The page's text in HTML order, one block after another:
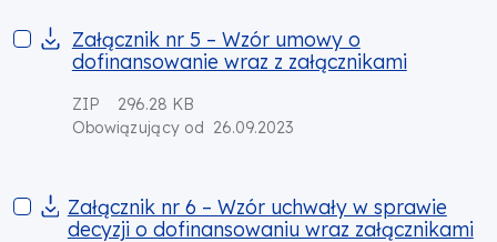
Załącznik nr 5 – Wzór umowy o dofinansowanie wraz z
Załącznik nr 5 – Wzór umowy o
dofinansowanie wraz z załącznikami
ZIP
296.28 KB
Obowiązujący od
26.09.2023
Załącznik nr 6 – Wzór uchwały w sprawie decyzji o
Załącznik nr 6 – Wzór uchwały w sprawie
decyzji o dofinansowaniu wraz załącznikami